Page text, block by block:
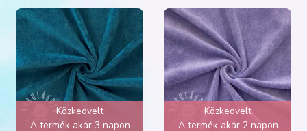
Közkedvelt
A termék akár 3 napon
Közkedvelt
A termék akár 2 napon